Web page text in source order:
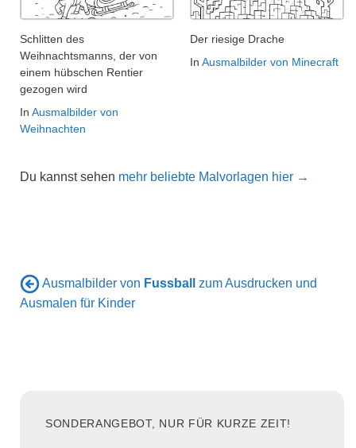
Schlitten des
Weihnachtsmanns, der von
einem hübschen Rentier
gezogen wird
In Ausmalbilder von
Weihnachten
Der riesige Drache
In Ausmalbilder von Minecraft
Du kannst sehen mehr beliebte Malvorlagen hier →
Ausmalbilder von Fussball
zum Ausdrucken und
Ausmalen für Kinder
SONDERANGEBOT, NUR FÜR KURZE ZEIT!